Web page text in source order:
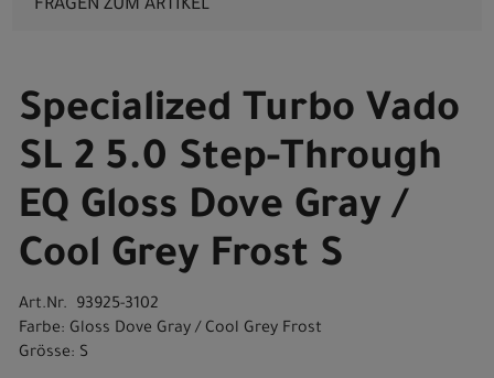
FRAGEN ZUM ARTIKEL
Specialized Turbo Vado
SL 2 5.0 Step-Through
EQ Gloss Dove Gray /
Cool Grey Frost S
Art.Nr. 93925-3102
Farbe: Gloss Dove Gray / Cool Grey Frost
Grösse: S